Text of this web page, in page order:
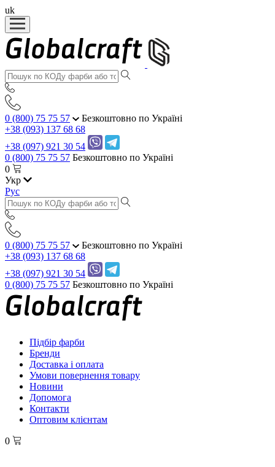
uk
0 (800) 75 75 57
Безкоштовно по Україні
+38 (093) 137 68 68
+38 (097) 921 30 54
0 (800) 75 75 57 Безкоштовно по Україні
0
Укр
Рус
0 (800) 75 75 57
Безкоштовно по Україні
+38 (093) 137 68 68
+38 (097) 921 30 54
0 (800) 75 75 57 Безкоштовно по Україні
Підбір фарби
Бренди
Доставка і оплата
Умови повернення товару
Новини
Допомога
Контакти
Оптовим клієнтам
0